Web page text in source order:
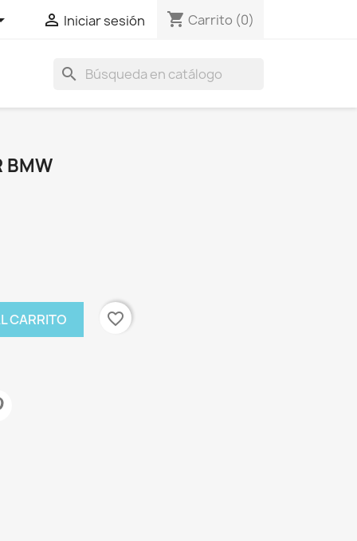
 Iniciar sesión shopping_cart Carrito (0)
search
BMW
CARRITO favorite_border